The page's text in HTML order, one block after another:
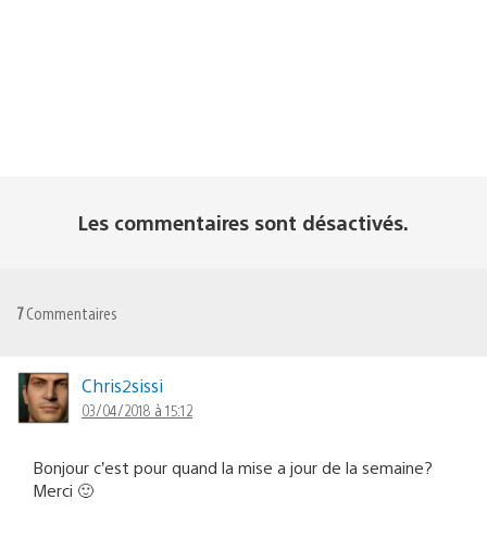
Les commentaires sont désactivés.
7Commentaires
Chris2sissi
03/04/2018 à 15:12
Bonjour c’est pour quand la mise a jour de la semaine?
Merci 🙂